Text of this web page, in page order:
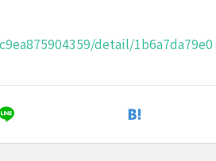
detail/1b6a7da79e0